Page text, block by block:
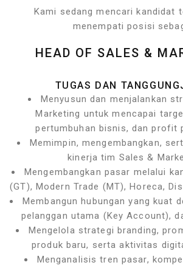
Kami sedang mencari kandidat
menempati posisi
HEAD OF SALES &
TUGAS DAN
Menyusun dan menjalankan
Marketing untuk mencapai
pertumbuhan bisnis, dan profit
Memimpin, mengembangkan,
kinerja tim Sales &
Mengembangkan pasar melalui
(GT), Modern Trade (MT), Horeca,
Membangun hubungan yang kuat
pelanggan utama (Key Account),
Mengelola strategi branding,
produk baru, serta aktivitas
Menganalisis tren pasar,